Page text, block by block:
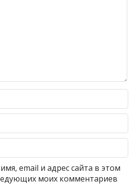
email и адрес сайта в этом
моих комментариев